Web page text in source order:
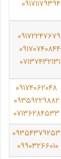
09171179394
09172247679
09170740844
07137432131
09174062048
09359229882
07136284533
09354379253
09903266010